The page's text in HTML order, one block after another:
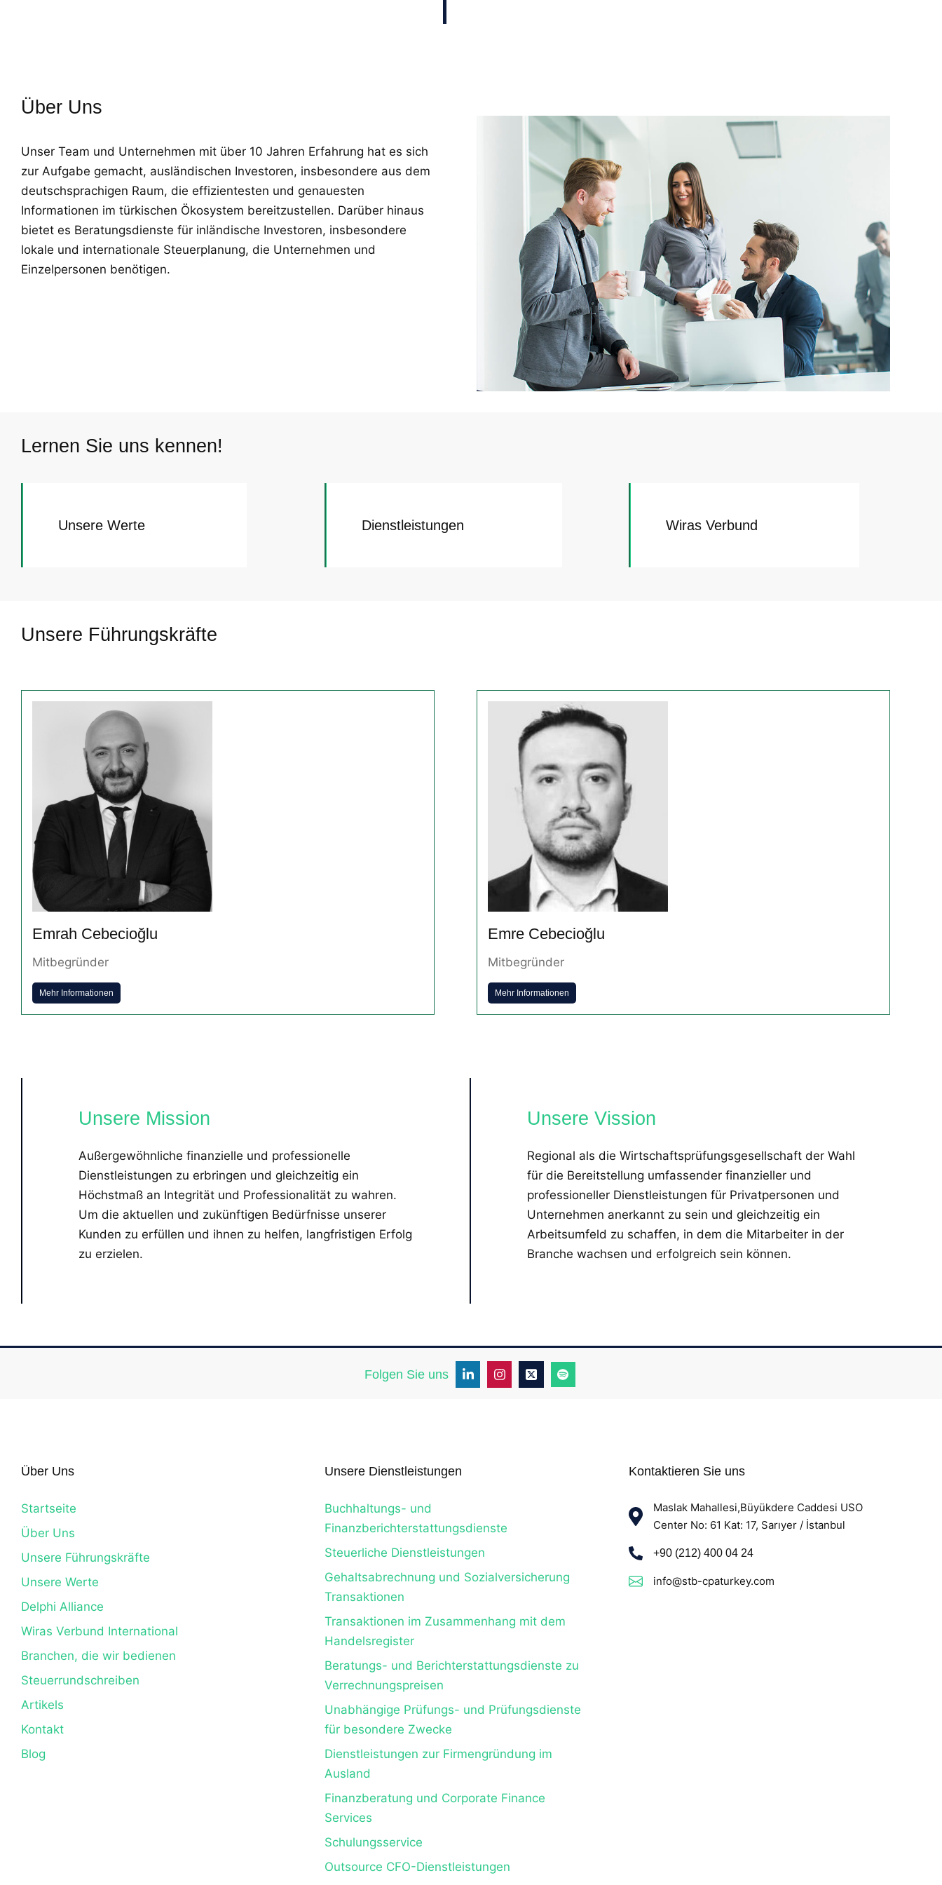
Über Uns
Unser Team und Unternehmen mit über 10 Jahren Erfahrung hat es sich
zur Aufgabe gemacht, ausländischen Investoren, insbesondere aus dem
deutschsprachigen Raum, die effizientesten und genauesten
Informationen im türkischen Ökosystem bereitzustellen. Darüber hinaus
bietet es Beratungsdienste für inländische Investoren, insbesondere
lokale und internationale Steuerplanung, die Unternehmen und
Einzelpersonen benötigen.
Lernen Sie uns kennen!​
Unsere Werte Dienstleistungen Wiras Verbund
Unsere Führungskräfte
Emrah Cebecioğlu
Mitbegründer
Mehr Informationen
Emre Cebecioğlu
Mitbegründer
Mehr Informationen
Unsere Mission
Außergewöhnliche finanzielle und professionelle
Dienstleistungen zu erbringen und gleichzeitig ein
Höchstmaß an Integrität und Professionalität zu wahren.
Um die aktuellen und zukünftigen Bedürfnisse unserer
Kunden zu erfüllen und ihnen zu helfen, langfristigen Erfolg
zu erzielen.
Unsere Vission
Regional als die Wirtschaftsprüfungsgesellschaft der Wahl
für die Bereitstellung umfassender finanzieller und
professioneller Dienstleistungen für Privatpersonen und
Unternehmen anerkannt zu sein und gleichzeitig ein
Arbeitsumfeld zu schaffen, in dem die Mitarbeiter in der
Branche wachsen und erfolgreich sein können.
Folgen Sie uns
Über Uns
Startseite
Über Uns
Unsere Führungskräfte
Unsere Werte
Delphi Alliance
Wiras Verbund International
Branchen, die wir bedienen
Steuerrundschreiben
Artikels
Kontakt
Blog
Unsere Dienstleistungen
Buchhaltungs- und
Finanzberichterstattungsdienste
Steuerliche Dienstleistungen
Gehaltsabrechnung und Sozialversicherung
Transaktionen
Transaktionen im Zusammenhang mit dem
Handelsregister
Beratungs- und Berichterstattungsdienste zu
Verrechnungspreisen
Unabhängige Prüfungs- und Prüfungsdienste
für besondere Zwecke
Dienstleistungen zur Firmengründung im
Ausland
Finanzberatung und Corporate Finance
Services
Schulungsservice
Outsource CFO-Dienstleistungen
Kontaktieren Sie uns
Maslak Mahallesi,Büyükdere Caddesi USO
Center No: 61 Kat: 17, Sarıyer / İstanbul
+90 (212) 400 04 24
info@stb-cpaturkey.com